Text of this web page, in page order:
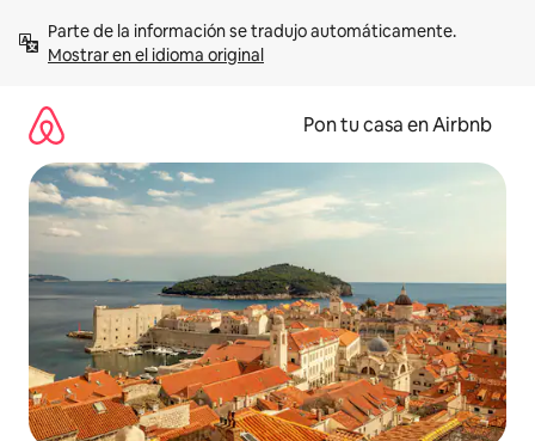
contenidoMostrar en el idioma original
Pon tu casa en Airbnb